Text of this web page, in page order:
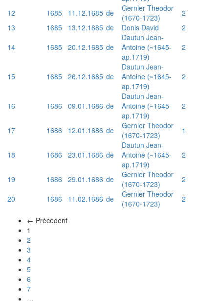
12 1685 11.12.1685 de
Gernler Theodor
(1670-1723)
2
13
1685 13.12.1685 de Donis David
2
14
1685 20.12.1685 de
Dautun Jean-
Antoine (~1645-
ap.1719)
2
15 1685 26.12.1685 de
Dautun Jean-
Antoine (~1645-
ap.1719)
2
16 1686 09.01.1686 de
Dautun Jean-
Antoine (~1645-
ap.1719)
2
17 1686 12.01.1686 de
Gernler Theodor
(1670-1723)
1
18 1686 23.01.1686 de
Dautun Jean-
Antoine (~1645-
ap.1719)
2
19 1686 29.01.1686 de
Gernler Theodor
(1670-1723)
2
20
1686 11.02.1686 de
Gernler Theodor
(1670-1723)
2
← Précédent
1
2
3
4
5
6
7
…